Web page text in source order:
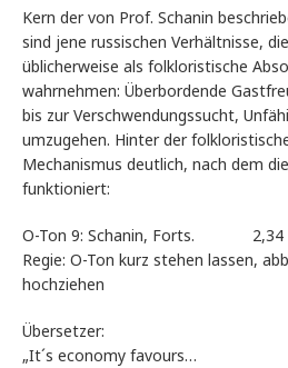
Kern der von Prof. Schanin
sind jene russischen Verhältnisse,
üblicherweise als folkloristische
wahrnehmen: Überbordende
bis zur Verschwendungssucht,
umzugehen. Hinter der
Mechanismus deutlich, nach dem
funktioniert:
O-Ton 9: Schanin, Forts. 2,34
Regie: O-Ton kurz stehen lassen,
hochziehen
Übersetzer:
„It´s economy favours…